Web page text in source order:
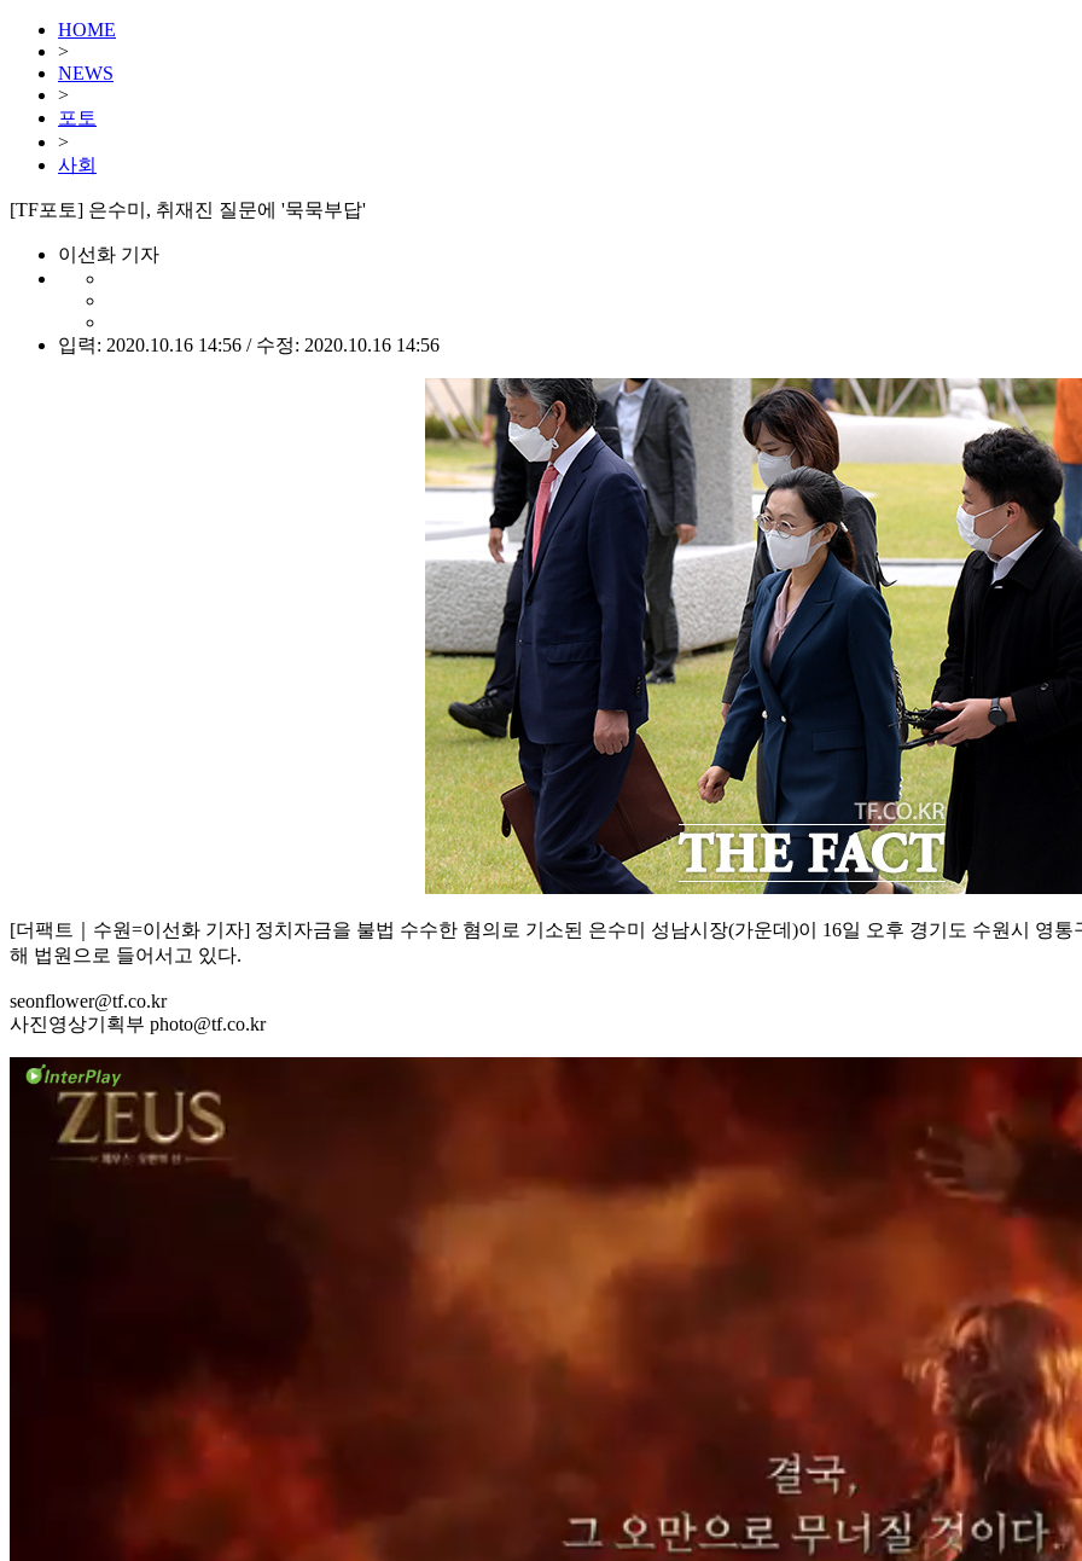
HOME
>
NEWS
>
포토
>
사회
[TF포토] 은수미, 취재진 질문에 '묵묵부답'
이선화 기자
입력: 2020.10.16 14:56 / 수정: 2020.10.16 14:56
[더팩트｜수원=이선화 기자] 정치자금을 불법 수수한 혐의로 기소된 은수미 성남시장(가운데)이 16일 오후 경기도 수원시 영
해 법원으로 들어서고 있다.
seonflower@tf.co.kr
사진영상기획부 photo@tf.co.kr